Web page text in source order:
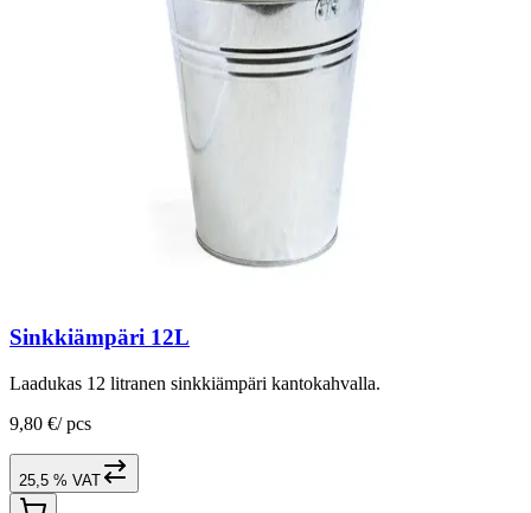
Sinkkiämpäri 12L
Laadukas 12 litranen sinkkiämpäri kantokahvalla.
9,80 €/ pcs
25,5 % VAT